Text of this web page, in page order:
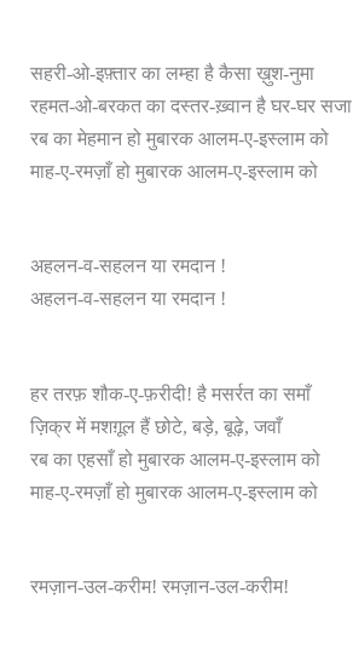
सहरी-ओ-इफ़्तार का लम्हा है कैसा ख़ुश-नुमा
रहमत-ओ-बरकत का दस्तर-ख़्वान है घर-घर सजा
रब का मेहमान हो मुबारक आलम-ए-इस्लाम को
माह-ए-रमज़ाँ हो मुबारक आलम-ए-इस्लाम को
अहलन-व-सहलन या रमदान !
अहलन-व-सहलन या रमदान !
हर तरफ़ शौक-ए-फ़रीदी! है मसर्रत का समाँ
ज़िक्र में मशग़ूल हैं छोटे, बड़े, बूढ़े, जवाँ
रब का एहसाँ हो मुबारक आलम-ए-इस्लाम को
माह-ए-रमज़ाँ हो मुबारक आलम-ए-इस्लाम को
रमज़ान-उल-करीम! रमज़ान-उल-करीम!